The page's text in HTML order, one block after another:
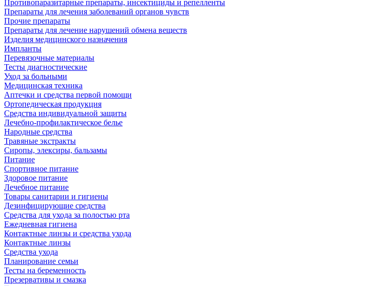
Противопаразитарные препараты, инсектициды и репелленты
Препараты для лечения заболеваний органов чувств
Прочие препараты
Препараты для лечение нарушений обмена веществ
Изделия медицинского назначения
Импланты
Перевязочные материалы
Тесты диагностические
Уход за больными
Медицинская техника
Аптечки и средства первой помощи
Ортопедическая продукция
Средства индивидуальной защиты
Лечебно-профилактическое белье
Народные средства
Травяные экстракты
Сиропы, элексиры, бальзамы
Питание
Спортивное питание
Здоровое питание
Лечебное питание
Товары санитарии и гигиены
Дезинфицирующие средства
Средства для ухода за полостью рта
Ежедневная гигиена
Контактные линзы и средства ухода
Контактные линзы
Средства ухода
Планирование семьи
Тесты на беременность
Презервативы и смазка